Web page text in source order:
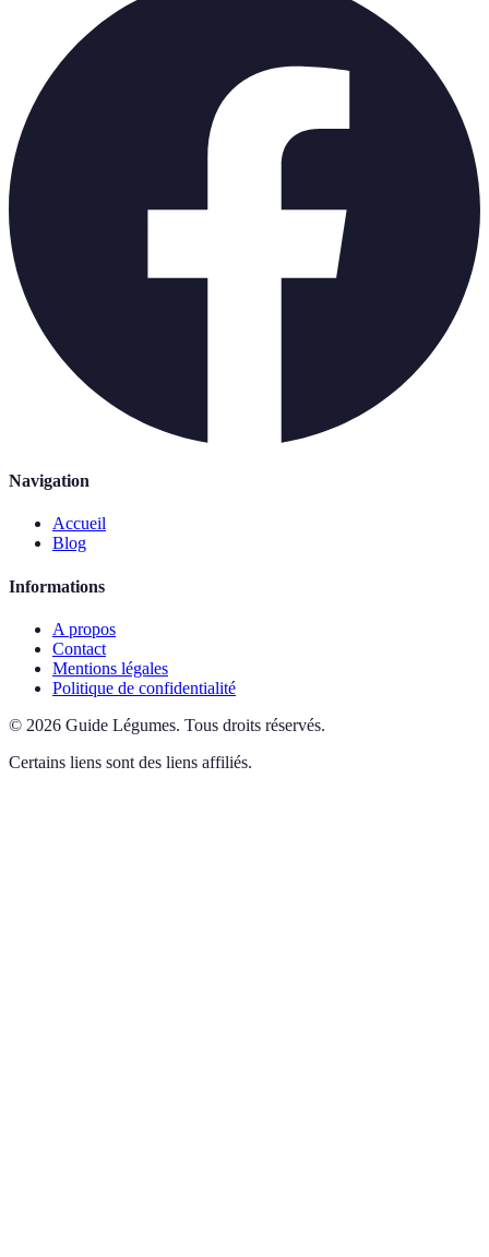
Navigation
Accueil
Blog
Informations
A propos
Contact
Mentions légales
Politique de confidentialité
© 2026 Guide Légumes. Tous droits réservés.
Certains liens sont des liens affiliés.